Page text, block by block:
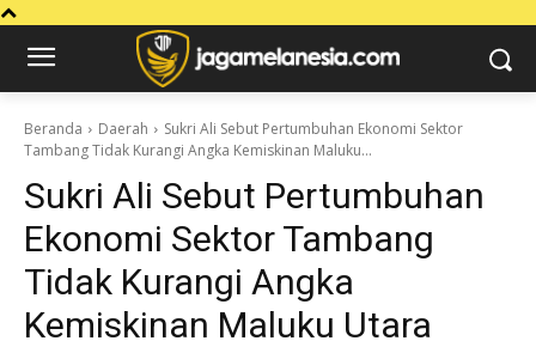
Beranda Daerah
Sukri Ali Sebut Pertumbuhan Ekonomi Sektor
Tambang Tidak Kurangi Angka Kemiskinan Maluku...
Sukri Ali Sebut Pertumbuhan
Ekonomi Sektor Tambang
Tidak Kurangi Angka
Kemiskinan Maluku Utara